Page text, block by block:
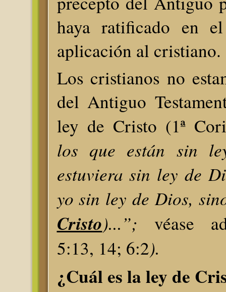
haya ratificado en
aplicación al cristiano.
Los cristianos no
del Antiguo
ley de Cristo (1ª
los que están sin
estuviera sin ley de
yo sin ley de Dios,
Cristo)...”; véase
5:13, 14; 6:2).
¿Cuál es la ley de